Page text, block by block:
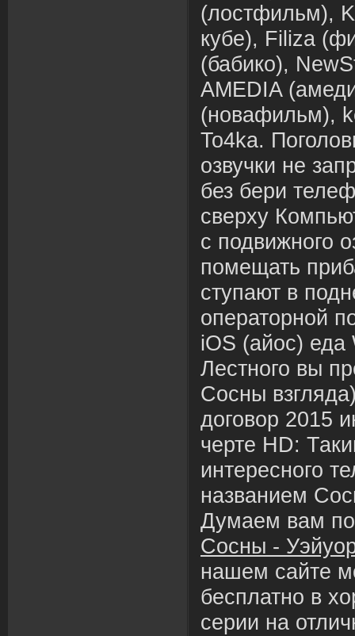
(лостфильм),
кубе), Filiza
(бабико),
AMEDIA
(новафильм),
To4ka.
озвучки не
без бери
сверху
с подвижного
помещать
ступают в
операторной
iOS (айос) еда
Лестного вы
Сосны
договор 2015
черте HD:
интересного
названием
Думаем вам
Сосны -
нашем сайте
бесплатно в
серии на